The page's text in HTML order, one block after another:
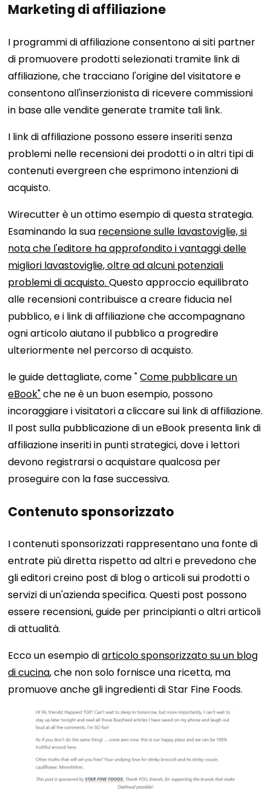
Marketing di affiliazione
I programmi di affiliazione consentono ai siti partner
di promuovere prodotti selezionati tramite link di
affiliazione, che tracciano l'origine del visitatore e
consentono all'inserzionista di ricevere commissioni
in base alle vendite generate tramite tali link.
I link di affiliazione possono essere inseriti senza
problemi nelle recensioni dei prodotti o in altri tipi di
contenuti evergreen che esprimono intenzioni di
acquisto.
Wirecutter è un ottimo esempio di questa strategia.
Esaminando la sua recensione sulle lavastoviglie, si
nota che l'editore ha approfondito i vantaggi delle
migliori lavastoviglie, oltre ad alcuni potenziali
problemi di acquisto.Questo approccio equilibrato
alle recensioni contribuisce a creare fiducia nel
pubblico, e i link di affiliazione che accompagnano
ogni articolo aiutano il pubblico a progredire
ulteriormente nel percorso di acquisto.
le guide dettagliate, come "Come pubblicare un
eBook"che ne è un buon esempio, possono
incoraggiare i visitatori a cliccare sui link di affiliazione.
Il post sulla pubblicazione di un eBook presenta link di
affiliazione inseriti in punti strategici, dove i lettori
devono registrarsi o acquistare qualcosa per
proseguire con la fase successiva.
Contenuto sponsorizzato
I contenuti sponsorizzati rappresentano una fonte di
entrate più diretta rispetto ad altri e prevedono che
gli editori creino post di blog o articoli sui prodotti o
servizi di un'azienda specifica. Questi post possono
essere recensioni, guide per principianti o altri articoli
di attualità.
Ecco un esempio diarticolo sponsorizzato su un blog
di cucina, che non solo fornisce una ricetta, ma
promuove anche gli ingredienti di Star Fine Foods.